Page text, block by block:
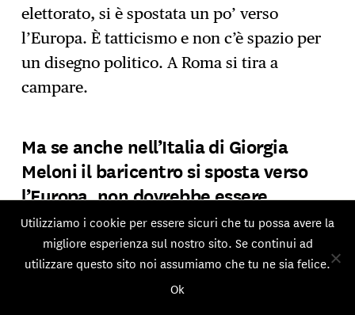
elettorato, si è spostata un po’ verso
l’Europa. È tatticismo e non c’è spazio per
un disegno politico. A Roma si tira a
campare.
Ma se anche nell’Italia di Giorgia
Meloni il baricentro si sposta verso
l’Europa, non dovrebbe essere
possibile questo per ricostruire uno
spazio, una politicizzazione di massa?
Sembra possibile, ma manca la via. Chi
Utilizziamo i cookie per essere sicuri che tu possa avere la
migliore esperienza sul nostro sito. Se continui ad
utilizzare questo sito noi assumiamo che tu ne sia felice.
Ok